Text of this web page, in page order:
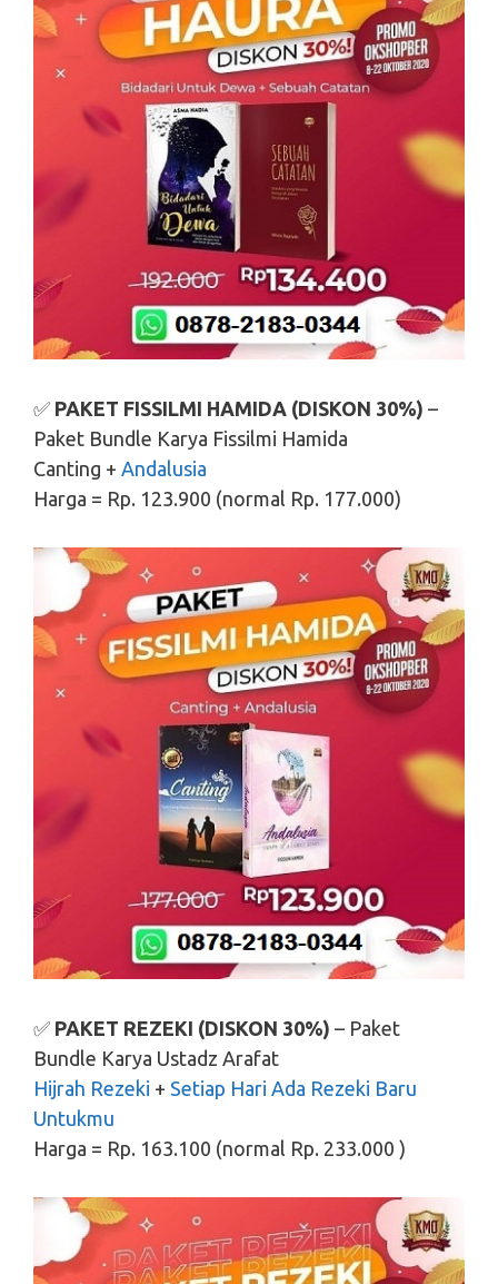
✅ PAKET FISSILMI HAMIDA (DISKON 30%) –
Paket Bundle Karya Fissilmi Hamida
Canting + Andalusia
Harga = Rp. 123.900 (normal Rp. 177.000)
✅ PAKET REZEKI (DISKON 30%) – Paket
Bundle Karya Ustadz Arafat
Hijrah Rezeki + Setiap Hari Ada Rezeki Baru
Untukmu
Harga = Rp. 163.100 (normal Rp. 233.000 )